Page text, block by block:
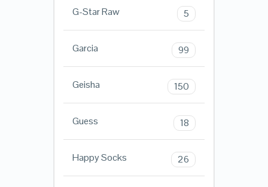
G-Star Raw 5
Garcia 99
Geisha 150
Guess 18
Happy Socks 26